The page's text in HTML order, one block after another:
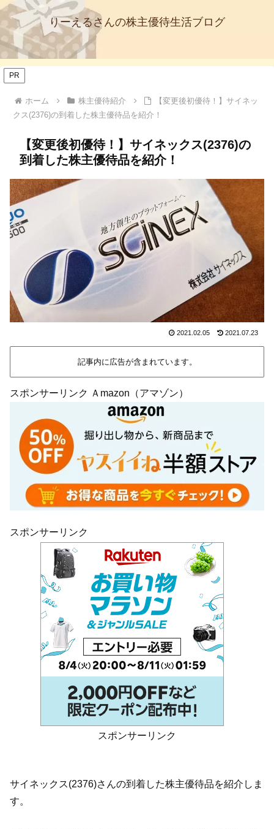
りーえるさんの株主優待生活ブログ
PR
ホーム 株主優待紹介
【変更後初優待！】サイネッ
クス(2376)の到着した株主優待品を紹介！
【変更後初優待！】サイネックス(2376)の
到着した株主優待品を紹介！
2021.02.05 2021.07.23
記事内に広告が含まれています。
スポンサーリンク Ａmazon（アマゾン）
スポンサーリンク
スポンサーリンク
サイネックス(2376)さんの到着した株主優待品を紹介しま
す。